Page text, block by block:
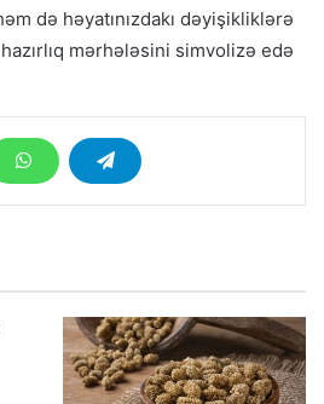
də həyatınızdakı dəyişikliklərə
mərhələsini simvolizə edə